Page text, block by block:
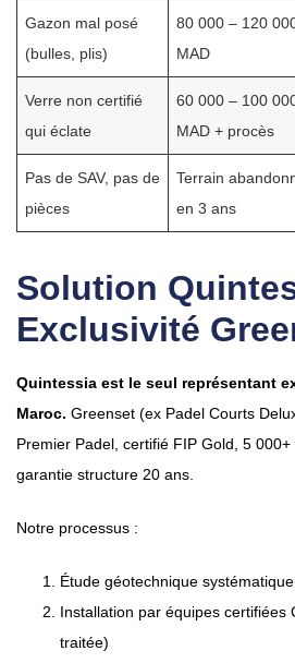
Gazon mal posé
(bulles, plis)
80 000 – 120
MAD
Verre non certifié
qui éclate
60 000 – 100
MAD + procès
Pas de SAV, pas de
pièces
Terrain
en 3 ans
Solution
Exclusivité
Quintessia est le seul représentant
Maroc. Greenset (ex Padel Courts
Premier Padel, certifié FIP Gold, 5
garantie structure 20 ans.
Notre processus :
Étude géotechnique systématique
Installation par équipes certifiées
traitée)